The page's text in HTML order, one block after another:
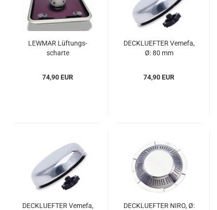
LE­W­MAR Lüf­tungs­
schar­te
74,90 EUR
DECK­LU­EF­TER Veme­fa,
Ø: 80 mm
74,90 EUR
DECK­LU­EF­TER Veme­fa,
DECK­LU­EF­TER NIRO, Ø: